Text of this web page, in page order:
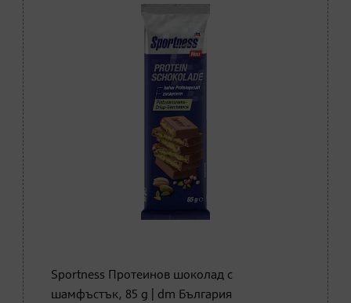
Sportness Протеинов шоколад с
шамфъстък, 85 g | dm България